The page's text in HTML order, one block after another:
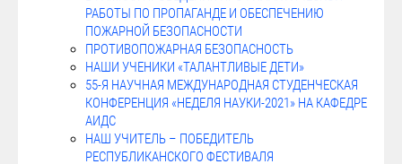
РАБОТЫ ПО ПРОПАГАНДЕ И ОБЕСПЕЧЕНИЮ
ПОЖАРНОЙ БЕЗОПАСНОСТИ
ПРОТИВОПОЖАРНАЯ БЕЗОПАСНОСТЬ
НАШИ УЧЕНИКИ «ТАЛАНТЛИВЫЕ ДЕТИ»
55-Я НАУЧНАЯ МЕЖДУНАРОДНАЯ СТУДЕНЧЕСКАЯ
КОНФЕРЕНЦИЯ «НЕДЕЛЯ НАУКИ-2021» НА КАФЕДРЕ
АИДС
НАШ УЧИТЕЛЬ – ПОБЕДИТЕЛЬ
РЕСПУБЛИКАНСКОГО ФЕСТИВАЛЯ